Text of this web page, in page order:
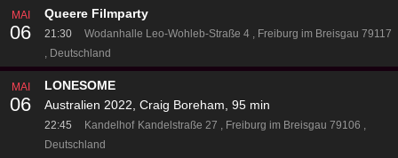
MAI
06
Queere Filmparty
21:30 Wodanhalle Leo-Wohleb-Straße 4
Freiburg im Breisgau 79117
Deutschland
MAI
06
LONESOME
Australien 2022, Craig Boreham, 95 min
22:45 Kandelhof Kandelstraße 27
Freiburg im Breisgau 79106
Deutschland